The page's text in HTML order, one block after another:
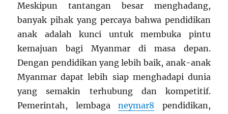
Meskipun tantangan besar menghadang,
banyak pihak yang percaya bahwa pendidikan
anak adalah kunci untuk membuka pintu
kemajuan bagi Myanmar di masa depan.
Dengan pendidikan yang lebih baik, anak-anak
Myanmar dapat lebih siap menghadapi dunia
yang semakin terhubung dan kompetitif.
Pemerintah, lembaganeymar8 pendidikan,